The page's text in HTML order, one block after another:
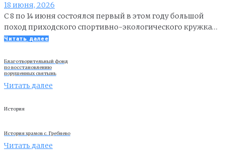
18 июня, 2026
С 8 по 14 июня состоялся первый в этом году большой
поход приходского спортивно-экологического кружка…
Читать далее
Благотворительный фонд
по восстановлению
порушенных святынь
Читать далее
История
История храмов с. Гребнево
Читать далее